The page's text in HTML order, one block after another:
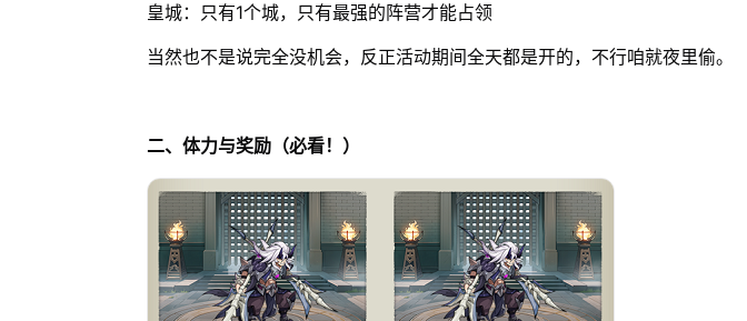
皇城：只有1个城，只有最强的阵营才能占领
当然也不是说完全没机会，反正活动期间全天都是开的，不行咱就夜里偷。
二、体力与奖励（必看！）